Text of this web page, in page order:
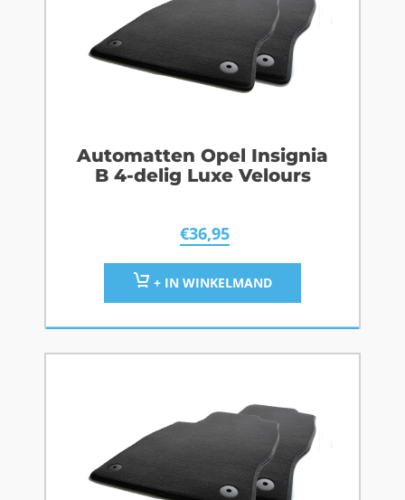
Automatten Opel Insignia
B 4-delig Luxe Velours
€36,95
+ IN WINKELMAND